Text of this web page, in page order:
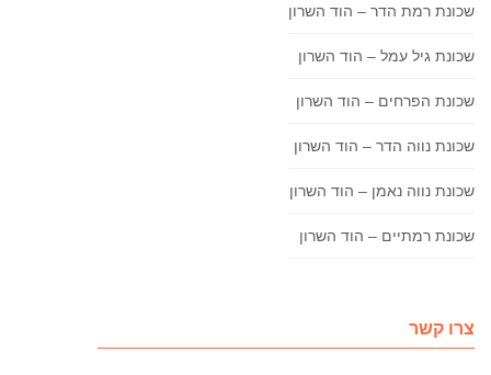
שכונת רמת הדר – הוד השרון
שכונת גיל עמל – הוד השרון
שכונת הפרחים – הוד השרון
שכונת נווה הדר – הוד השרון
שכונת נווה נאמן – הוד השרון
שכונת רמתיים – הוד השרון
צרו קשר